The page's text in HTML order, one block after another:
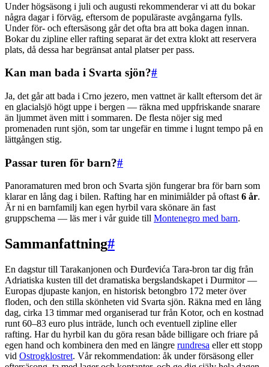
Under högsäsong i juli och augusti rekommenderar vi att du bokar
några dagar i förväg, eftersom de populäraste avgångarna fylls.
Under för- och eftersäsong går det ofta bra att boka dagen innan.
Bokar du zipline eller rafting separat är det extra klokt att reservera
plats, då dessa har begränsat antal platser per pass.
Kan man bada i Svarta sjön?#
Ja, det går att bada i Crno jezero, men vattnet är kallt eftersom det är
en glacialsjö högt uppe i bergen — räkna med uppfriskande snarare
än ljummet även mitt i sommaren. De flesta nöjer sig med
promenaden runt sjön, som tar ungefär en timme i lugnt tempo på en
lättgången stig.
Passar turen för barn?#
Panoramaturen med bron och Svarta sjön fungerar bra för barn som
klarar en lång dag i bilen. Rafting har en minimiålder på oftast6 år.
Är ni en barnfamilj kan egen hyrbil vara skönare än fast
gruppschema — läs mer i vår guide till Montenegro med barn.
Sammanfattning#
En dagstur till Tarakanjonen och Đurđevića Tara-bron tar dig från
Adriatiska kusten till det dramatiska bergslandskapet i Durmitor —
Europas djupaste kanjon, en historisk betongbro 172 meter över
floden, och den stilla skönheten vid Svarta sjön. Räkna med en lång
dag, cirka 13 timmar med organiserad tur från Kotor, och en kostnad
runt 60–83 euro plus inträde, lunch och eventuell zipline eller
rafting. Har du hyrbil kan du göra resan både billigare och friare på
egen hand och kombinera den med en längre rundresa eller ett stopp
vid Ostrogklostret. Vår rekommendation: åk under försäsong eller